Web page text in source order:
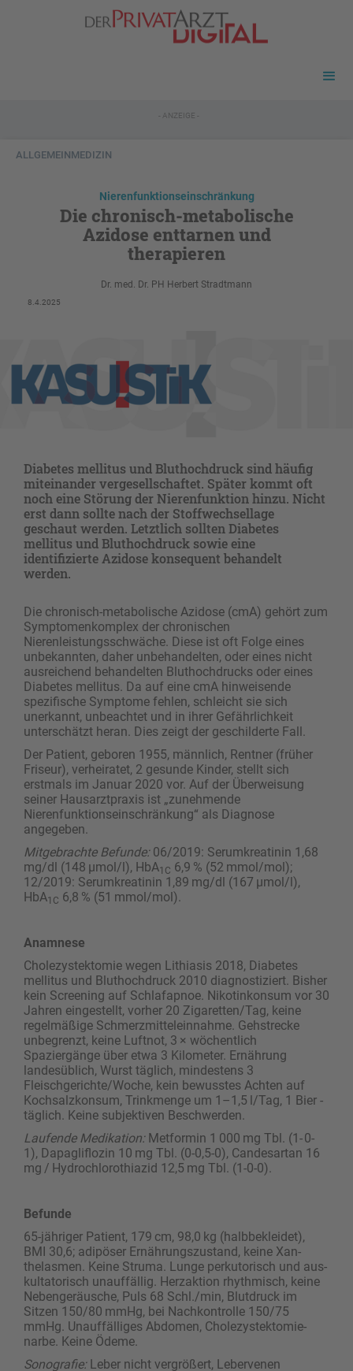
- ANZEIGE -
ALLGEMEINMEDIZIN
Nierenfunktionseinschränkung
Die chronisch-metabolische
Azidose enttarnen und
therapieren
Dr. med. Dr. PH Herbert Stradtmann
8.4.2025
Diabetes mellitus und Bluthochdruck sind häufig
miteinander vergesellschaftet. Später kommt oft
noch eine Störung der Nierenfunktion hinzu. Nicht
erst dann sollte nach der Stoffwechsellage
geschaut werden. Letztlich sollten Diabetes
mellitus und Bluthochdruck sowie eine
identifizierte Azidose konsequent behandelt
werden.
Die chronisch-metabolische Azidose (cmA) gehört zum
Symptomenkomplex der chronischen
Nierenleistungsschwäche. Diese ist oft Folge eines
unbekannten, daher unbehandelten, oder eines nicht
ausreichend behandelten Bluthochdrucks oder eines
Diabetes mellitus. Da auf eine cmA hinweisende
spezifische Symptome fehlen, schleicht sie sich
unerkannt, unbeachtet und in ihrer Gefährlichkeit
unterschätzt heran. Dies zeigt der geschilderte Fall.
Der Patient, geboren 1955, männlich, Rentner ­(früher
Friseur), verheiratet, 2 gesunde Kinder, stellt sich
erstmals im Januar 2020 vor. Auf der Überweisung
seiner Hausarztpraxis ist „zunehmende
Nierenfunktionseinschränkung“ als Diagnose
angegeben.
Mitgebrachte Befunde:06/2019: Serumkreatinin 1,68
mg/dl (148 µmol/l), HbA1C 6,9 % (52 mmol/mol);
12/2019: Serumkreatinin 1,89 mg/dl (167 µmol/l),
HbA1C 6,8 % (51 mmol/mol).
Anamnese
Cholezystektomie wegen Lithiasis 2018, Diabetes
mellitus und Bluthochdruck 2010 diagnostiziert. Bisher
kein Screening auf Schlafapnoe. Nikotinkonsum vor 30
Jahren eingestellt, vorher 20 Zigaretten/Tag, keine
regelmäßige Schmerzmitteleinnahme. Gehstrecke
unbegrenzt, keine Luftnot, 3 × wöchentlich
Spaziergänge über etwa 3 Kilometer. Ernährung
landesüblich, Wurst täglich, mindestens 3
Fleischgerichte/Woche, kein bewusstes Achten auf
Kochsalzkonsum, Trinkmenge um 1–1,5 l/Tag, 1 Bier ­
täglich. Keine subjektiven Beschwerden.
Laufende Medikation:Metformin 1 000 mg Tbl. (1- 0-
1), Dapagliflozin 10 mg Tbl. (0-0,5-0), Candesartan 16
mg / Hydrochlorothiazid 12,5 mg Tbl. (1-0-0).
Befunde
65-jähriger Patient, 179 cm, 98,0 kg (halbbekleidet),
BMI 30,6; adipöser Ernährungszustand, ­keine Xan­
thelasmen. Keine Struma. Lunge perkutorisch und aus­
kultatorisch unauffällig. Herzaktion rhythmisch, keine
Nebengeräusche, Puls 68 Schl./min, Blutdruck im
Sitzen 150/80 mmHg, bei Nachkontrolle 150/75
mmHg. Unauffälliges Abdomen, Chole­zystekto­mie­
narbe. Keine Ödeme.
Sonografie:Leber nicht vergrößert, Lebervenen